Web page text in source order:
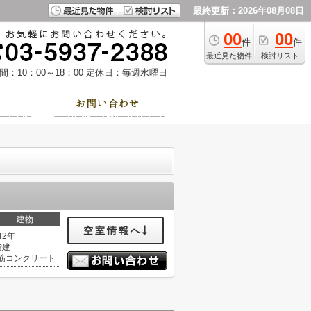
最終更新：2026年08月08日
00件
最近見た物件
00件
検討リスト
：10：00～18：00 定休日：毎週水曜日
建物
年
建
コンクリート
空室情報へ